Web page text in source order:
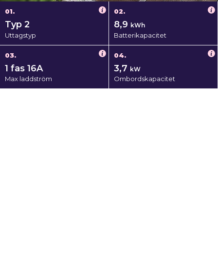
01.
Typ 2
Uttagstyp
02.
8,9 kWh
Batterikapacitet
03.
1 fas 16A
Max laddström
04.
3,7 kW
Ombordskapacitet